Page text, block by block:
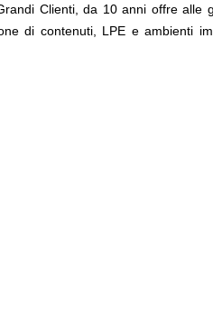
Clienti, da 10 anni offre alle
di contenuti, LPE e ambienti